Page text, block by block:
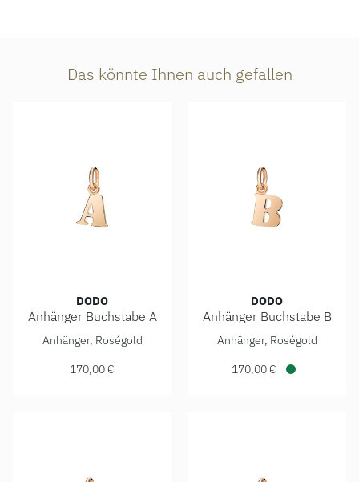
Das könnte Ihnen auch gefallen
DODO
Anhänger Buchstabe A
DoDo Anhänger Buchstabe A, Ref: DMB2004-LETAL-
Anhänger, Roségold
170,00 €
DODO
Anhänger Buchstabe B
DoDo Anhänger Buchstabe
Anhänger, Roségold
170,00 €